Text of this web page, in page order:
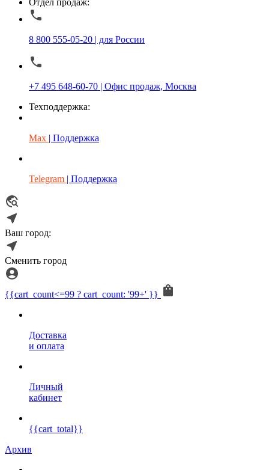
Отдел продаж:
8 800 555-05-20 | для России
+7 495 648-60-70 | Офис продаж, Москва
Техподдержка:
Max | Поддержка
Telegram | Поддержка
Ваш город:
Сменить город
{{cart_count<=99 ? cart_count: '99+' }}
Доставка
и оплата
Личный
кабинет
{{cart_total}}
Архив